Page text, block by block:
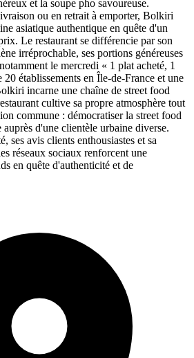
et la soupe pho savoureuse.
ou en retrait à emporter, Bolkiri
asiatique authentique en quête d'un
Le restaurant se différencie par son
irréprochable, ses portions généreuses
le mercredi « 1 plat acheté, 1
établissements en Île-de-France et une
incarne une chaîne de street food
cultive sa propre atmosphère tout
commune : démocratiser la street food
d'une clientèle urbaine diverse.
ses avis clients enthousiastes et sa
réseaux sociaux renforcent une
en quête d'authenticité et de